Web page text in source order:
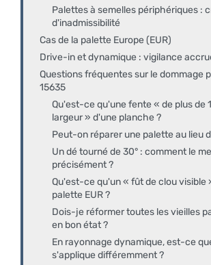
Palettes à semelles périphériques :
d'inadmissibilité
Cas de la palette Europe (EUR)
Drive-in et dynamique : vigilance
Questions fréquentes sur le dommage
15635
Qu'est-ce qu'une fente « de plus de
largeur » d'une planche ?
Peut-on réparer une palette au lieu
Un dé tourné de 30° : comment le
précisément ?
Qu'est-ce qu'un « fût de clou visible
palette EUR ?
Dois-je réformer toutes les vieilles
en bon état ?
En rayonnage dynamique, est-ce
s'applique différemment ?